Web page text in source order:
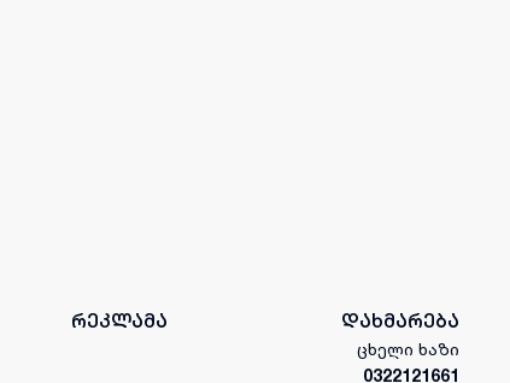
რეკლამა დახმარება
ცხელი ხაზი
0322121661